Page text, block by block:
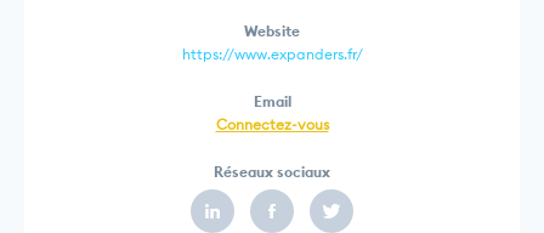
Website
https://www.expanders.fr/
Email
Connectez-vous
Réseaux sociaux